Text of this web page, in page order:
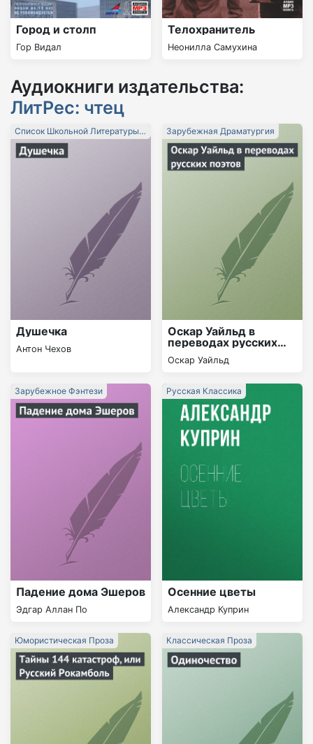
Город и cтолп
Гор Видал
Телохранитель
Неонилла Самухина
Аудиокниги издательства:
ЛитРес: чтец
Душечка
Антон Чехов
Список Школьной Литературы
10-11 Класс
Оскар Уайльд в
переводах русских
поэтов
Оскар Уайльд
Зарубежная Драматургия
Падение дома Эшеров
Эдгар Аллан По
Зарубежное Фэнтези
Осенние цветы
Александр Куприн
Русская Классика
Юмористическая Проза Классическая Проза